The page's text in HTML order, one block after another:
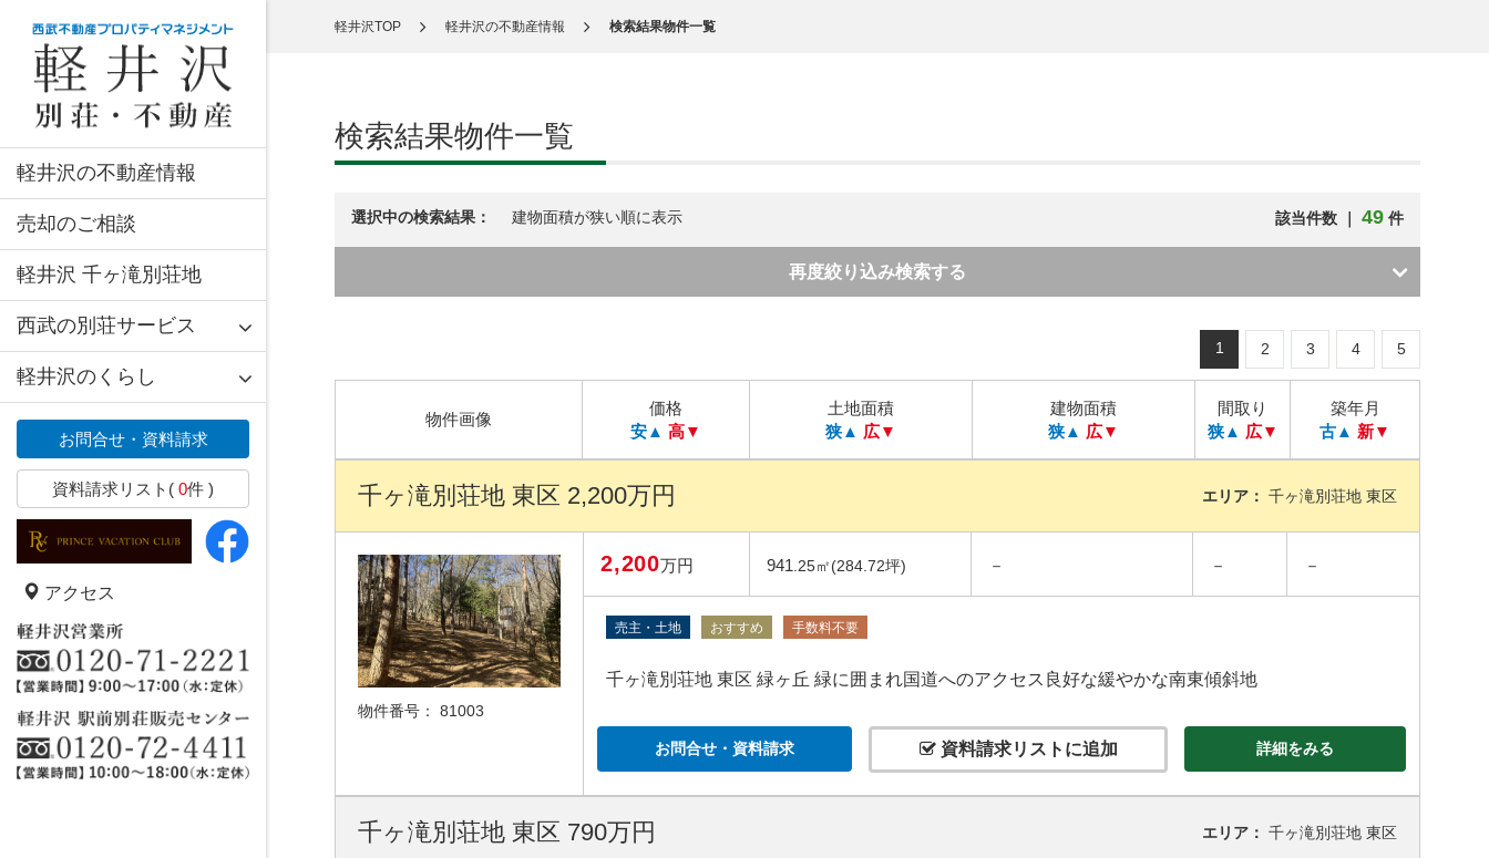
軽井沢の不動産情報
売却のご相談
軽井沢 千ヶ滝別荘地
西武の別荘サービス
軽井沢のくらし
お問合せ・資料請求
資料請求リスト( 0件 )
アクセス
軽井沢TOP 軽井沢の不動産情報 検索結果物件一覧
検索結果物件一覧
選択中の検索結果： 建物面積が狭い順に表示 該当件数 ｜ 49件
再度絞り込み検索する
1 2 3 4 5
物件画像
価格
安▲ 高▼
土地面積
狭▲ 広▼
建物面積
狭▲ 広▼
間取り
狭▲ 広▼
築年月
古▲ 新▼
千ヶ滝別荘地 東区 2,200万円 エリア： 千ヶ滝別荘地 東区
物件番号： 81003
2,200万円 941 .25㎡(284.72坪) － － －
売主・土地 おすすめ 手数料不要
千ヶ滝別荘地 東区 緑ヶ丘 緑に囲まれ国道へのアクセス良好な緩やかな南東傾斜地
お問合せ・資料請求 資料請求リストに追加 詳細をみる
千ヶ滝別荘地 東区 790万円 エリア： 千ヶ滝別荘地 東区